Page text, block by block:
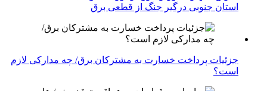
استان جنوبی درگیر جنگ از قطعی برق
جزئیات پرداخت خسارت به مشترکان برق/ چه مدارکی لازم
است؟